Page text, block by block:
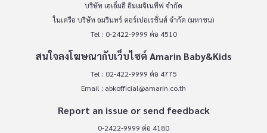
บริษัท เอเอ็มอี อิมเมจิเนทีฟ จำกัด
ในเครือ บริษัท อมรินทร์ คอร์เปอเรชั่นส์ จำกัด (มหาชน)
Tel : 0-2422-9999 ต่อ 4510
สนใจลงโฆษณากับเว็บไซต์ Amarin Baby&Kids
Tel : 02-422-9999 ต่อ 4775
Email : abkofficial@amarin.co.th
Report an issue or send feedback
0-2422-9999 ต่อ 4180